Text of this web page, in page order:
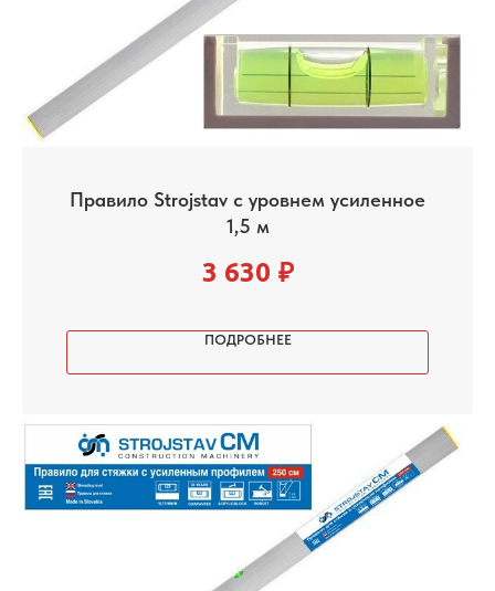
Правило Strojstav с уровнем усиленное
1,5 м
3 630 ₽
ПОДРОБНЕЕ